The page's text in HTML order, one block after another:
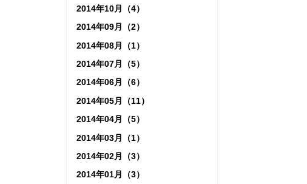
2014年10月（4）
2014年09月（2）
2014年08月（1）
2014年07月（5）
2014年06月（6）
2014年05月（11）
2014年04月（5）
2014年03月（1）
2014年02月（3）
2014年01月（3）